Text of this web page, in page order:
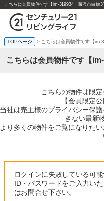
TOPページ > こちらは会員物件です【im-
こちらは会員物件です【im-
こちらの物件は限定
【会員限定
当社は売主様のプライバシー保
きない最新
より多くの物件をご覧になりた
ログインに失敗している可
ID・パスワードをご入力い
はお問合せ下さい。